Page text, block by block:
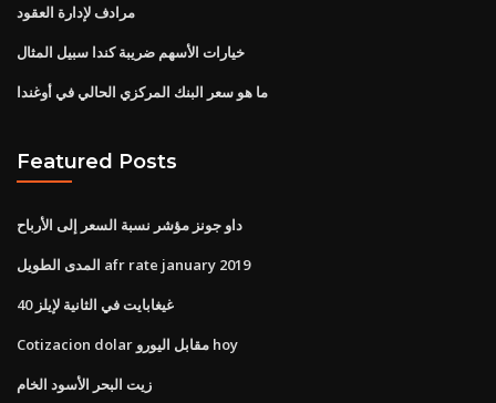
مرادف لإدارة العقود
خيارات الأسهم ضريبة كندا سبيل المثال
ما هو سعر البنك المركزي الحالي في أوغندا
Featured Posts
داو جونز مؤشر نسبة السعر إلى الأرباح
المدى الطويل afr rate january 2019
40 غيغابايت في الثانية لإيلز
Cotizacion dolar مقابل اليورو hoy
زيت البحر الأسود الخام